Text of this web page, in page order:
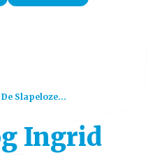
Slapeloze...
Ingrid